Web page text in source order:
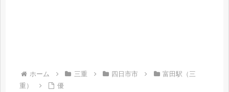
ホーム 三重 四日市市
富田駅（三
重）
優